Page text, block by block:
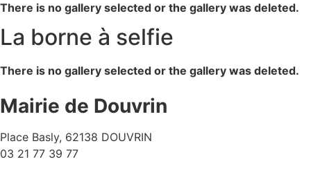
There is no gallery selected or the gallery was deleted.
La borne à selfie
There is no gallery selected or the gallery was deleted.
Mairie de Douvrin
Place Basly, 62138 DOUVRIN
03 21 77 39 77